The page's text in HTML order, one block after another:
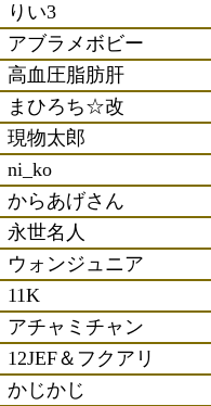
りい3
アブラメボビー
高血圧脂肪肝
まひろち☆改
現物太郎
ni_ko
からあげさん
永世名人
ウォンジュニア
11K
アチャミチャン
12JEF＆フクアリ
かじかじ